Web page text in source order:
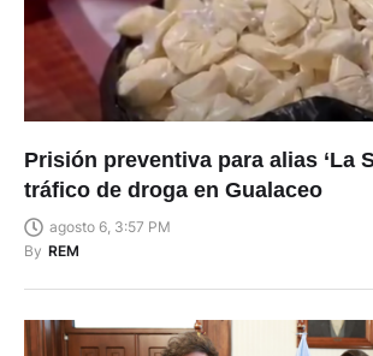
Prisión preventiva para alias ‘La
tráfico de droga en Gualaceo
agosto 6, 3:57 PM
By REM